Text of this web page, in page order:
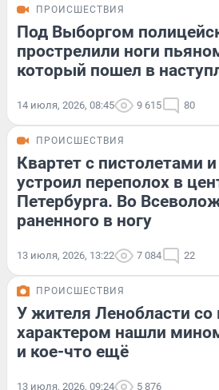
ПРОИСШЕСТВИЯ
Под Выборгом
прострелили ноги
который пошел в
14 июля, 2026, 08:45 9 615 80
ПРОИСШЕСТВИЯ
Квартет с пистолетами
устроил переполох в
Петербурга. Во
раненного в ногу
13 июля, 2026, 13:22 7 084 22
ПРОИСШЕСТВИЯ
У жителя Ленобласти
характером нашли
и кое-что ещё
13 июля, 2026, 09:24 5 876